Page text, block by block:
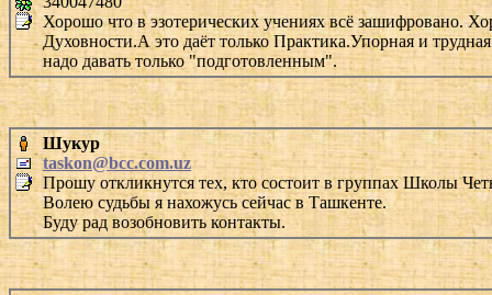
Хорошо что в эзотерических учениях всё зашифровано.
Духовности.А это даёт только Практика.Упорная и
надо давать только "подготовленным".
Шукур
taskon@bcc.com.uz
Прошу откликнутся тех, кто состоит в группах Школы
Волею судьбы я нахожусь сейчас в Ташкенте.
Буду рад возобновить контакты.